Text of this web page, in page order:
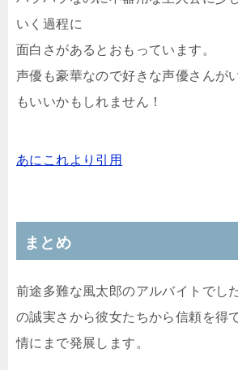
いく過程に
面白さがあるとおもっています。
声優も豪華なので好きな声優さんが
もいいかもしれません！
あにこれより引用
まとめ
前途多難な風太郎のアルバイトでし
の誠実さから彼女たちから信頼を得
情にまで発展します。